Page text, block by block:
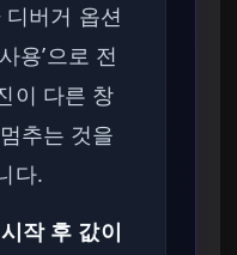
디버거 옵션
용’으로 전
이 다른 창
추는 것을
다.
작 후 값이